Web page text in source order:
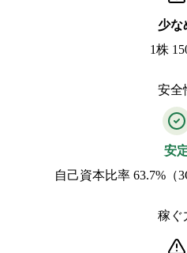
少な
1株
安全
安
自己資本比率 63.7%（
稼ぐ